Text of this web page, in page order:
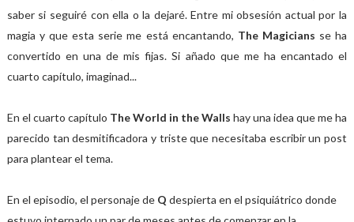
saber si seguiré con ella o la dejaré. Entre mi obsesión actual por la
magia y que esta serie me está encantando, The Magicians se ha
convertido en una de mis fijas. Si añado que me ha encantado el
cuarto capítulo, imaginad...
En el cuarto capítulo The World in the Walls hay una idea que me ha
parecido tan desmitificadora y triste que necesitaba escribir un post
para plantear el tema.
En el episodio, el personaje de Q despierta en el psiquiátrico donde